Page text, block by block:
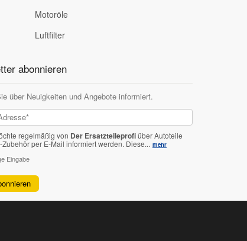
Motoröle
Luftfilter
abonnieren
über Neuigkeiten und Angebote informiert.
regelmäßig von Der Ersatzteileprofiüber Autoteile
Zubehör per E-Mail informiert werden. Diese... mehr
Eingabe